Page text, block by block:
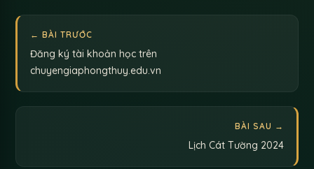
← BÀI TRƯỚC
Đăng ký tài khoản học trên
chuyengiaphongthuy.edu.vn
BÀI SAU →
Lịch Cát Tường 2024